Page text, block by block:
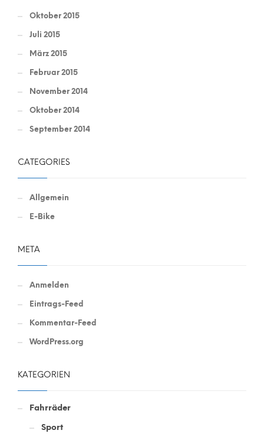
Oktober 2015
Juli 2015
März 2015
Februar 2015
November 2014
Oktober 2014
September 2014
CATEGORIES
Allgemein
E-Bike
META
Anmelden
Eintrags-Feed
Kommentar-Feed
WordPress.org
KATEGORIEN
Fahrräder
Sport